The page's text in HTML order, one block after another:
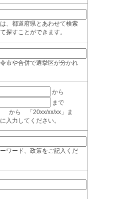
、都道府県とあわせて検索
探すことができます。
市や合併で選挙区が分かれ
から
まで
から 「20xx/xx/xx」ま
入力してください。
ワード、政策をご記入くだ